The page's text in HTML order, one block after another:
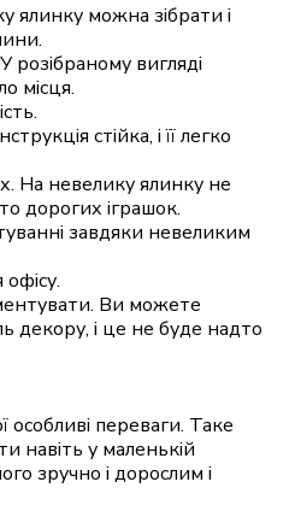
ялинку можна зібрати і
розібраному вигляді
місця.
стійка, і її легко
На невелику ялинку не
дорогих іграшок.
завдяки невеликим
Ви можете
декору, і це не буде надто
особливі переваги. Таке
навіть у маленькій
зручно і дорослим і